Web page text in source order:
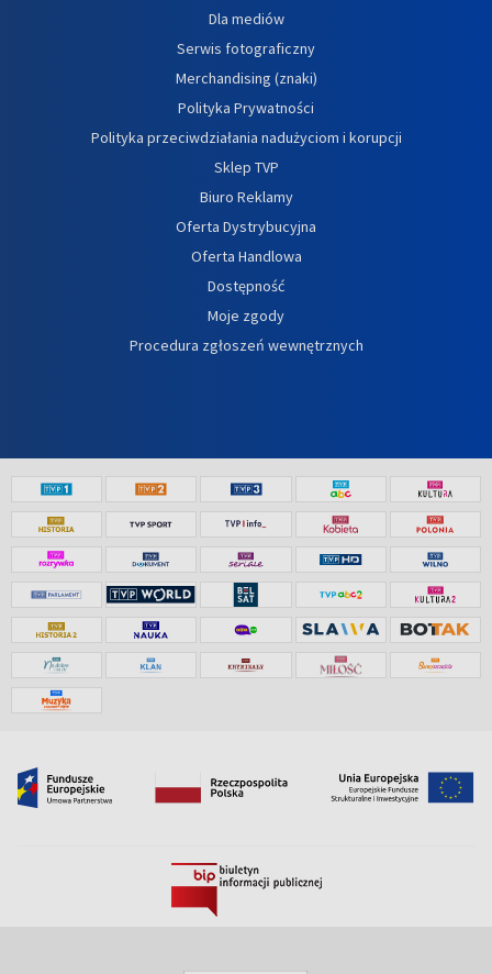
Dla mediów
Serwis fotograficzny
Merchandising (znaki)
Polityka Prywatności
Polityka przeciwdziałania nadużyciom i korupcji
Sklep TVP
Biuro Reklamy
Oferta Dystrybucyjna
Oferta Handlowa
Dostępność
Moje zgody
Procedura zgłoszeń wewnętrznych